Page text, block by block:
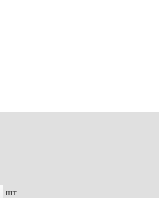
шт.